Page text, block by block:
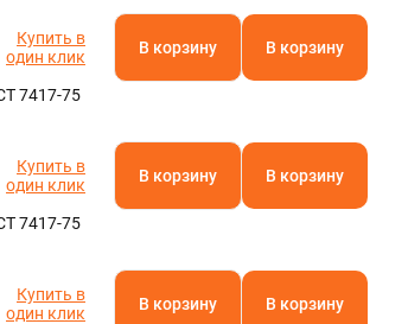
7417-75
Купить в
один клик
В корзину В корзину
7417-75
Купить в
один клик
В корзину В корзину
Купить в
один клик
В корзину В корзину